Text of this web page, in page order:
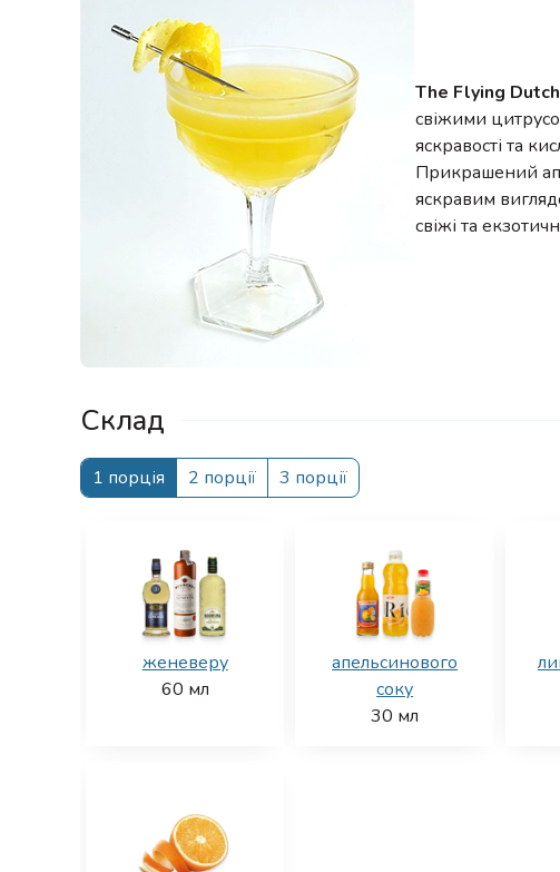
The Flying
свіжими
яскравості та
Прикрашений
яскравим
свіжі та
Склад
1 порція 2 порції 3 порції
женеверу
60 мл
апельсинового
соку
30 мл